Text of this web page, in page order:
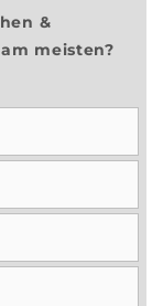
&
meisten?